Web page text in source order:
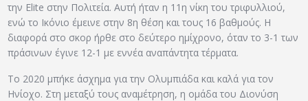
την Elite στην Πολιτεία. Αυτή ήταν η 11η νίκη του τριφυλλιού,
ενώ το Ικόνιο έμεινε στην 8η θέση και τους 16 βαθμούς. Η
διαφορά στο σκορ ήρθε στο δεύτερο ημίχρονο, όταν το 3-1 των
πράσινων έγινε 12-1 με εννέα αναπάντητα τέρματα.
Το 2020 μπήκε άσχημα για την Ολυμπιάδα και καλά για τον
Ηνίοχο. Στη μεταξύ τους αναμέτρηση, η ομάδα του Διονύση